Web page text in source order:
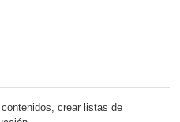
crear listas de